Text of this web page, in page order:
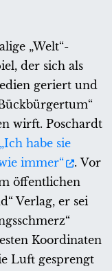
„Welt“-
der sich als
geriert und
wirft. Poschardt
„Ich habe sie
immer“
. Vor
öffentlichen
Verlag, er sei
Koordinaten
Luft gesprengt